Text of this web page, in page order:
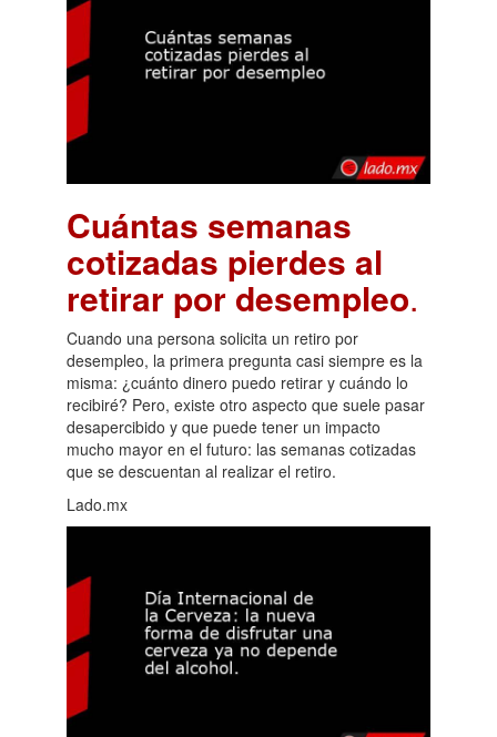
Cuántas semanas
cotizadas pierdes al
retirar por desempleo.
Cuando una persona solicita un retiro por
desempleo, la primera pregunta casi siempre es la
misma: ¿cuánto dinero puedo retirar y cuándo lo
recibiré? Pero, existe otro aspecto que suele pasar
desapercibido y que puede tener un impacto
mucho mayor en el futuro: las semanas cotizadas
que se descuentan al realizar el retiro.
Lado.mx